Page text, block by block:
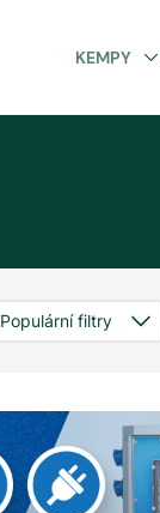
KEMPY
Populární filtry